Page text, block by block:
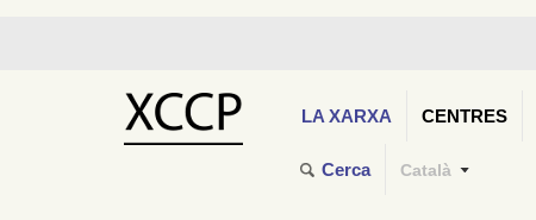
LA XARXA CENTRES
Cerca Català